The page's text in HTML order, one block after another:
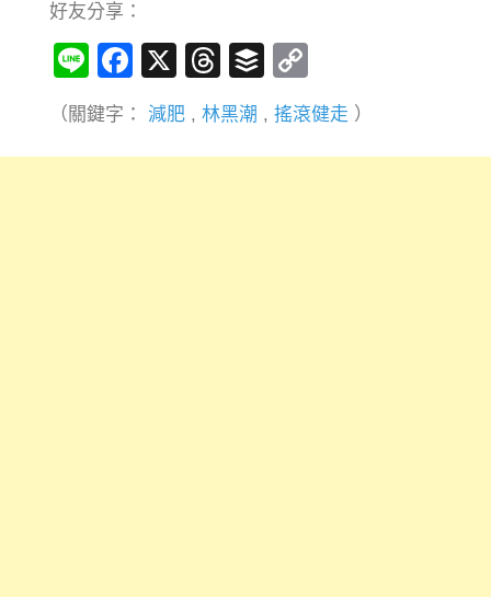
好友分享：
LineFacebook
X Threads
Buffer
Link
（關鍵字： 減肥, 林黑潮 , 搖滾健走 ）